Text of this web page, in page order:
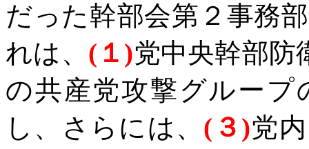
だった幹部会第２事務
れは、 ( １ )党中央幹部防
の共産党攻撃グループ
し、さらには、 ( ３ )党